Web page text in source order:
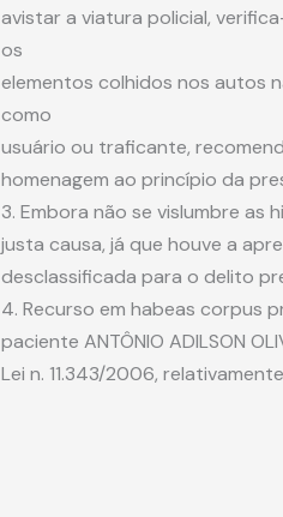
avistar a viatura policial,
os
elementos colhidos nos autos
como
usuário ou traficante,
homenagem ao princípio da
3. Embora não se vislumbre
justa causa, já que houve a
desclassificada para o delito
4. Recurso em habeas corpus
paciente ANTÔNIO ADILSON
Lei n. 11.343/2006,